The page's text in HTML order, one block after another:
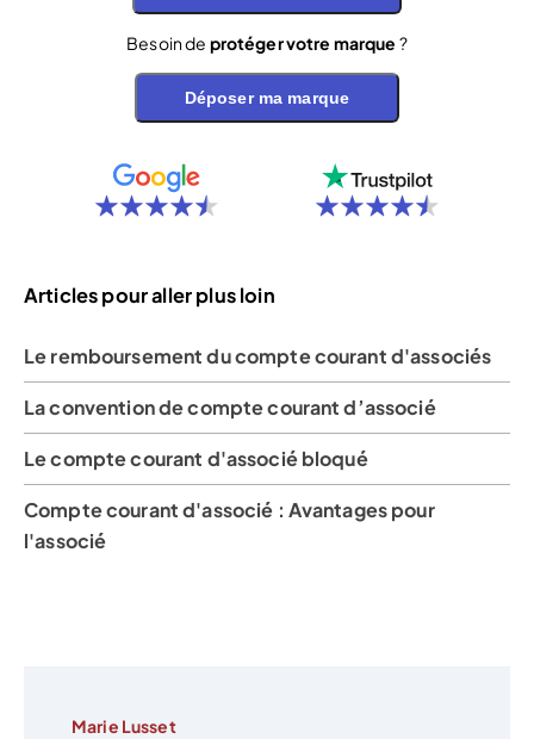
Besoin de protéger votre marque ?
Déposer ma marque
Articles pour aller plus loin
Le remboursement du compte courant d'associés
La convention de compte courant d’associé
Le compte courant d'associé bloqué
Compte courant d'associé : Avantages pour
l'associé
Marie Lusset